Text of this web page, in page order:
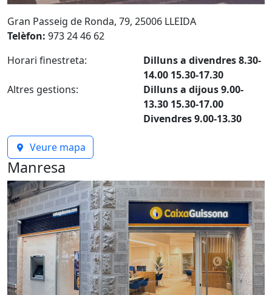
Gran Passeig de Ronda, 79, 25006 LLEIDA
Telèfon: 973 24 46 62
Horari finestreta:
Dilluns a divendres 8.30-
14.00 15.30-17.30
Altres gestions:
Dilluns a dijous 9.00-
13.30 15.30-17.00
Divendres 9.00-13.30
Veure mapa
Manresa